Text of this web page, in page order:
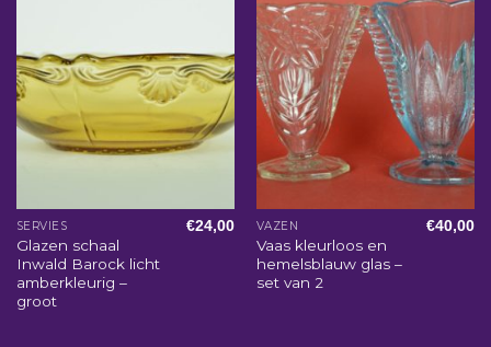
SERVIES
Glazen schaal
Inwald Barock licht
amberkleurig –
groot
€24,00 VAZEN
Vaas kleurloos en
hemelsblauw glas –
set van 2
€40,00